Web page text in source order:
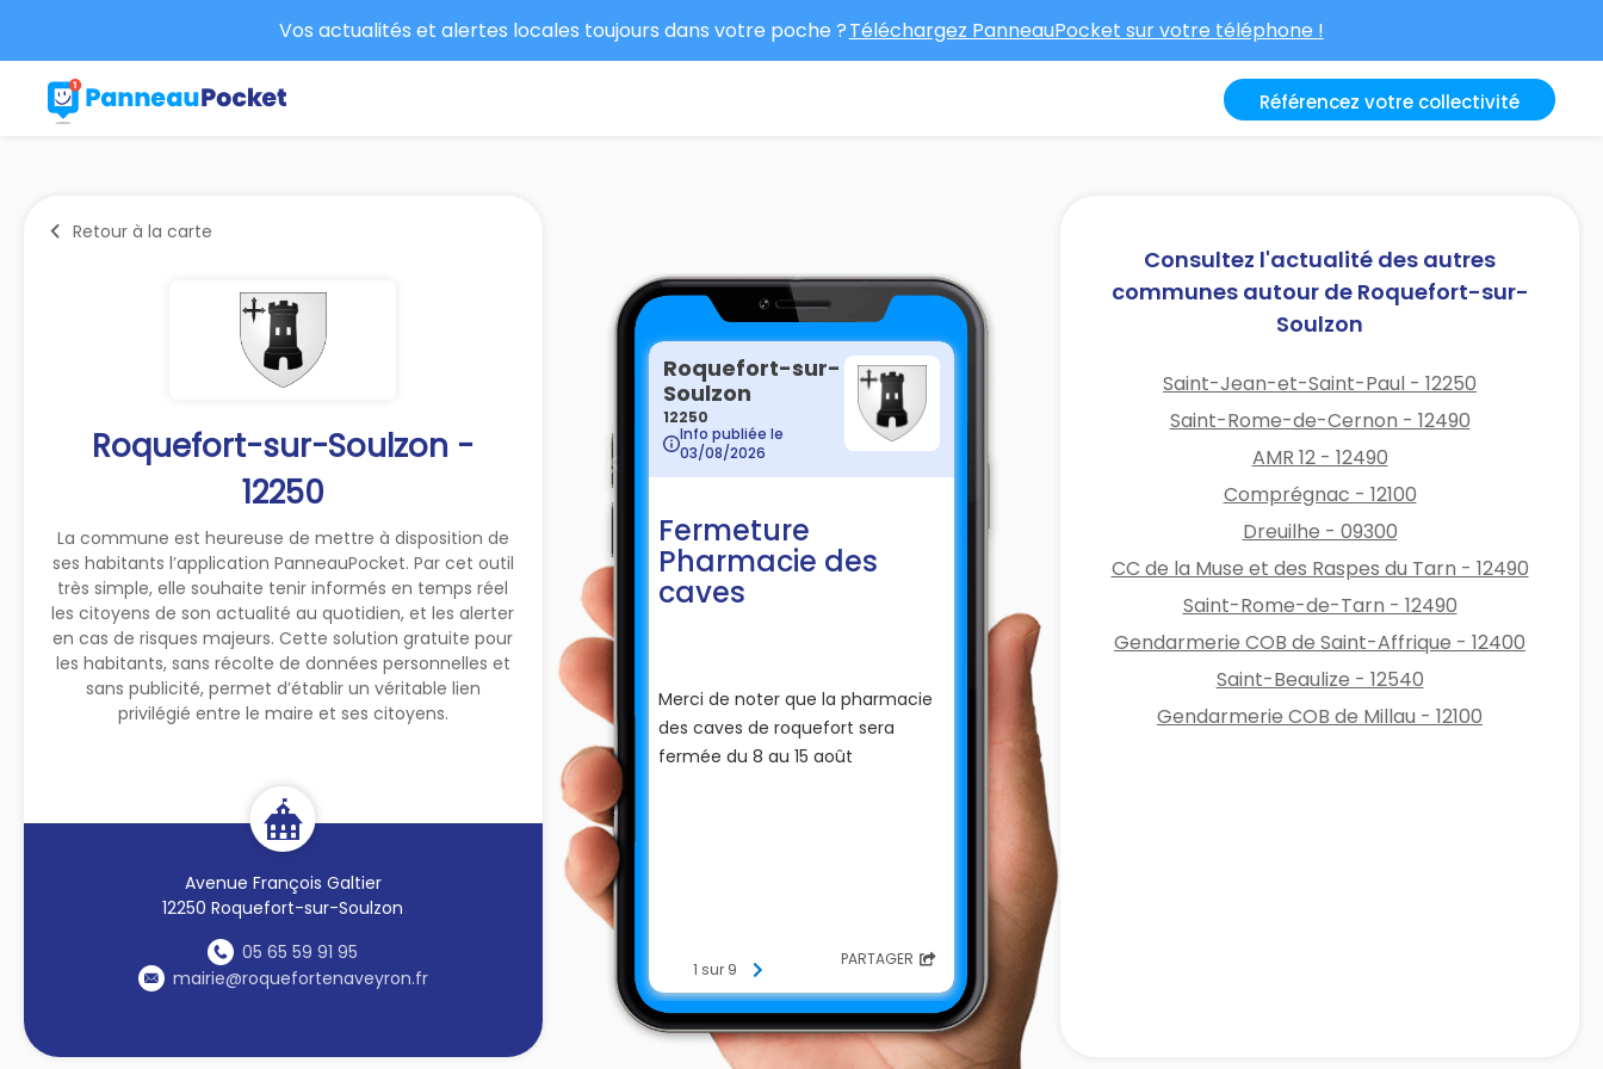
Vos actualités et alertes locales toujours dans votre poche ?Téléchargez PanneauPocket sur votre téléphone !
Référencez votre collectivité
Retour à la carte
Roquefort-sur-Soulzon -
12250
La commune est heureuse de mettre à disposition de
ses habitants l’application PanneauPocket. Par cet outil
très simple, elle souhaite tenir informés en temps réel
les citoyens de son actualité au quotidien, et les alerter
en cas de risques majeurs. Cette solution gratuite pour
les habitants, sans récolte de données personnelles et
sans publicité, permet d’établir un véritable lien
privilégié entre le maire et ses citoyens.
Avenue François Galtier
12250 Roquefort-sur-Soulzon
05 65 59 91 95
mairie@roquefortenaveyron.fr
Roquefort-sur-
Soulzon
12250
Info publiée le
03/08/2026
Fermeture
Pharmacie des
caves
Merci de noter que la pharmacie
des caves de roquefort sera
fermée du 8 au 15 août
1 sur 9 PARTAGER
Consultez l'actualité des autres
communes autour de Roquefort-sur-
Soulzon
Saint-Jean-et-Saint-Paul - 12250
Saint-Rome-de-Cernon - 12490
AMR 12 - 12490
Comprégnac - 12100
Dreuilhe - 09300
CC de la Muse et des Raspes du Tarn - 12490
Saint-Rome-de-Tarn - 12490
Gendarmerie COB de Saint-Affrique - 12400
Saint-Beaulize - 12540
Gendarmerie COB de Millau - 12100